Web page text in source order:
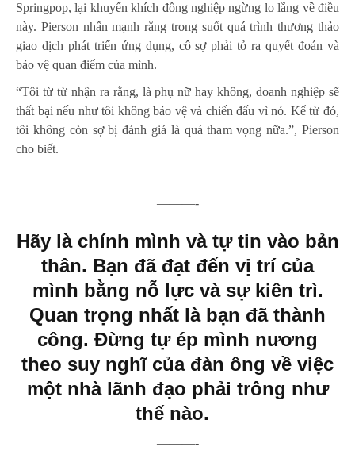
Springpop, lại khuyến khích đồng nghiệp ngừng lo lắng về điều
này. Pierson nhấn mạnh rằng trong suốt quá trình thương thảo
giao dịch phát triển ứng dụng, cô sợ phải tỏ ra quyết đoán và
bảo vệ quan điểm của mình.
“Tôi từ từ nhận ra rằng, là phụ nữ hay không, doanh nghiệp sẽ
thất bại nếu như tôi không bảo vệ và chiến đấu vì nó. Kể từ đó,
tôi không còn sợ bị đánh giá là quá tham vọng nữa.”, Pierson
cho biết.
———-
Hãy là chính mình và tự tin vào bản
thân. Bạn đã đạt đến vị trí của
mình bằng nỗ lực và sự kiên trì.
Quan trọng nhất là bạn đã thành
công. Đừng tự ép mình nương
theo suy nghĩ của đàn ông về việc
một nhà lãnh đạo phải trông như
thế nào.
———-